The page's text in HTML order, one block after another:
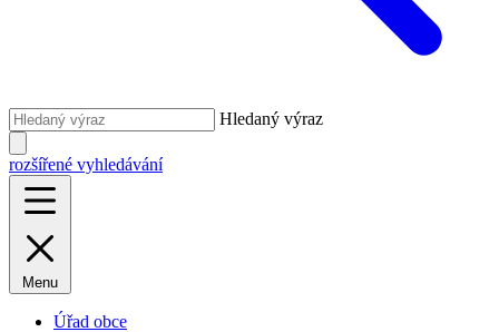
Hledaný výraz
rozšířené vyhledávání
Menu
Úřad obce